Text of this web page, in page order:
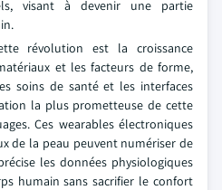
visant à devenir une partie
révolution est la croissance
et les facteurs de forme,
soins de santé et les interfaces
la plus prometteuse de cette
Ces wearables électroniques
de la peau peuvent numériser de
les données physiologiques
humain sans sacrifier le confort